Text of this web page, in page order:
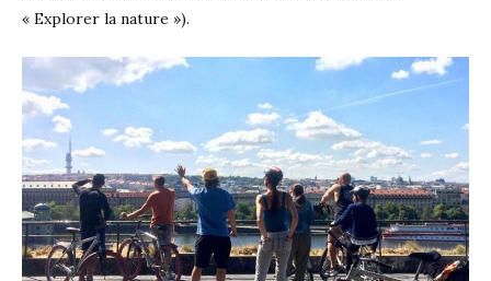
« Explorer la nature »).